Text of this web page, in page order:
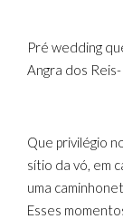
Pré wedding
Angra dos Reis-
Que privilégio
sítio da vó, em
uma
Esses